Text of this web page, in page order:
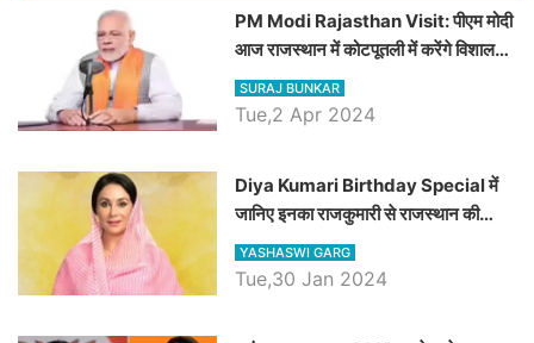
PM Modi Rajasthan Visit: पीएम मोदी
आज राजस्थान में कोटपूतली में करेंगे विशाल
रैली, एक सभा से 8 सीटों पर साधेगें निशाना
SURAJ BUNKAR
Tue,2 Apr 2024
Diya Kumari Birthday Special में
जानिए इनका राजकुमारी से राजस्थान की
डिप्टी सीएम बनने तक का सफर, एक क्लिक में
जाने पूरा जीवन परिचय
YASHASWI GARG
Tue,30 Jan 2024